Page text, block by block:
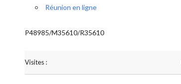
Réunion en ligne
P48985/M35610/R35610
Visites :